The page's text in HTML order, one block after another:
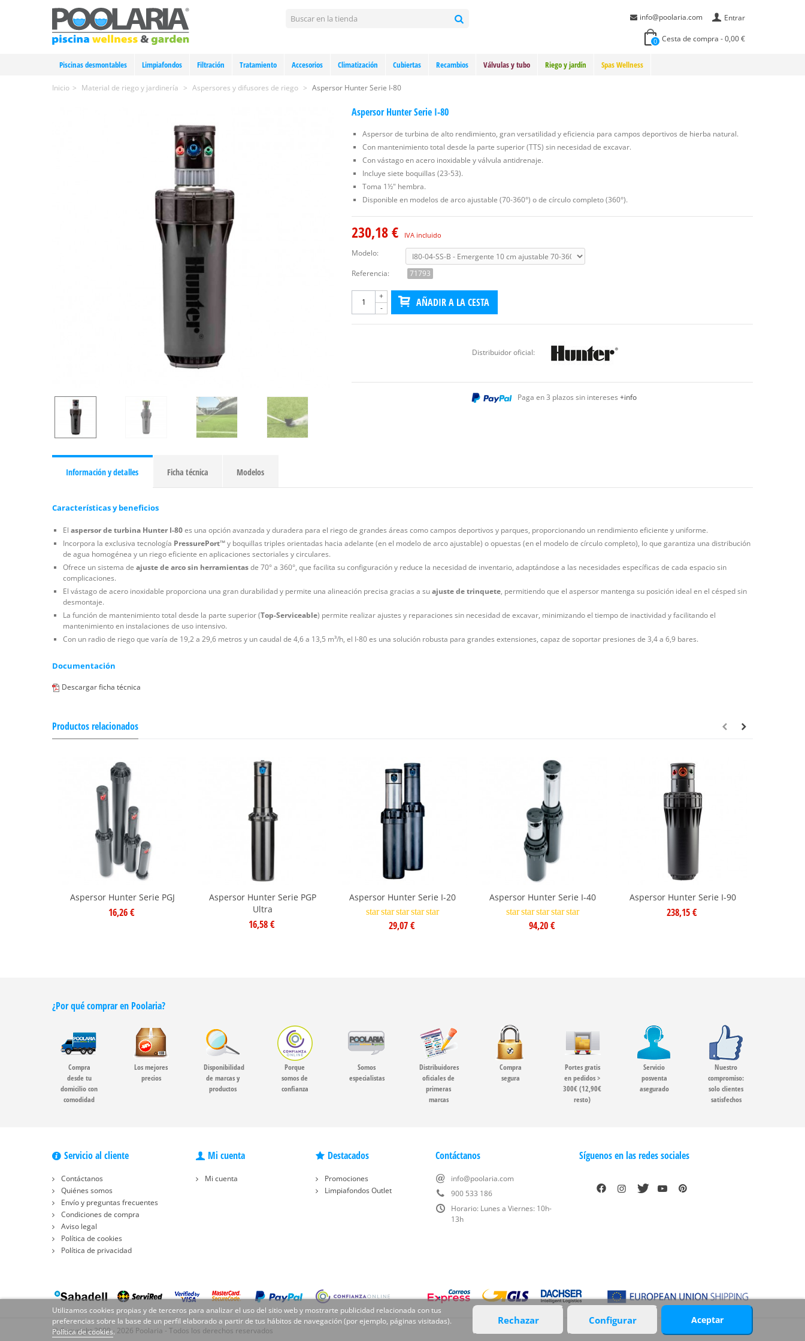
Entrar
info@poolaria.com
0 Cesta de compra -0,00 €
Piscinas desmontables Limpiafondos Filtración Tratamiento Accesorios Climatización Cubiertas Recambios Válvulas y tubo Riego y jardín Spas Wellness
Inicio > Material de riego y jardinería > Aspersores y difusores de riego > Aspersor Hunter Serie I-80
Aspersor Hunter Serie I-80
Aspersor de turbina de alto rendimiento, gran versatilidad y eficiencia para campos deportivos de hierba natural.
Con mantenimiento total desde la parte superior (TTS) sin necesidad de excavar.
Con vástago en acero inoxidable y válvula antidrenaje.
Incluye siete boquillas (23-53).
Toma 1½" hembra.
Disponible en modelos de arco ajustable (70-360°) o de círculo completo (360°).
230,18 € IVA incluido
Modelo:
Referencia:
71793
-
+ AÑADIR A LA CESTA
Distribuidor oficial:
Paga en 3 plazos sin intereses +info
Información y detalles Ficha técnica Modelos
Características y beneficios
El aspersor de turbina Hunter I-80es una opción avanzada y duradera para el riego de grandes áreas como campos deportivos y parques, proporcionando un rendimiento eficiente y uniforme.
Incorpora la exclusiva tecnología PressurePort™y boquillas triples orientadas hacia adelante (en el modelo de arco ajustable) o opuestas (en el modelo de círculo completo), lo que garantiza una distribución
de agua homogénea y un riego eficiente en aplicaciones sectoriales y circulares.
Ofrece un sistema de ajuste de arco sin herramientasde 70° a 360°, que facilita su configuración y reduce la necesidad de inventario, adaptándose a las necesidades específicas de cada espacio sin
complicaciones.
El vástago de acero inoxidable proporciona una gran durabilidad y permite una alineación precisa gracias a suajuste de trinquete, permitiendo que el aspersor mantenga su posición ideal en el césped sin
desmontaje.
La función de mantenimiento total desde la parte superior (Top-Serviceable) permite realizar ajustes y reparaciones sin necesidad de excavar, minimizando el tiempo de inactividad y facilitando el
mantenimiento en instalaciones de uso intensivo.
Con un radio de riego que varía de 19,2 a 29,6 metros y un caudal de 4,6 a 13,5 m³/h, el I-80 es una solución robusta para grandes extensiones, capaz de soportar presiones de 3,4 a 6,9 bares.
Documentación
Descargar ficha técnica
Productos relacionados
Aspersor Hunter Serie PGJ
16,26 €
Aspersor Hunter Serie PGP
Ultra
16,58 €
Aspersor Hunter Serie I-20
starstarstarstarstar
29,07 €
Aspersor Hunter Serie I-40
starstarstarstarstar
94,20 €
Aspersor Hunter Serie I-90
238,15 €
¿Por qué comprar en Poolaria?
Compra
desde tu
domicilio con
comodidad
Los mejores
precios
Disponibilidad
de marcas y
productos
Porque
somos de
confianza
Somos
especialistas
Distribuidores
oficiales de
primeras
marcas
Compra
segura
Portes gratis
en pedidos >
300€ (12,90€
resto)
Servicio
posventa
asegurado
Nuestro
compromiso:
solo clientes
satisfechos
Servicio al cliente
Contáctanos
Quiénes somos
Envío y preguntas frecuentes
Condiciones de compra
Aviso legal
Política de cookies
Política de privacidad
Mi cuenta
Mi cuenta
Destacados
Promociones
Limpiafondos Outlet
Contáctanos
info@poolaria.com
900 533 186
Horario: Lunes a Viernes: 10h-
13h
Síguenos en las redes sociales
Utilizamos cookies propias y de terceros para analizar el uso del sitio web y mostrarte publicidad relacionada con tus
preferencias sobre la base de un perfil elaborado a partir de tus hábitos de navegación (por ejemplo, páginas visitadas).
Política de cookies.
Rechazar Configurar Aceptar
© Copyright 2009 - 2026 Poolaria - Todos los derechos reservados